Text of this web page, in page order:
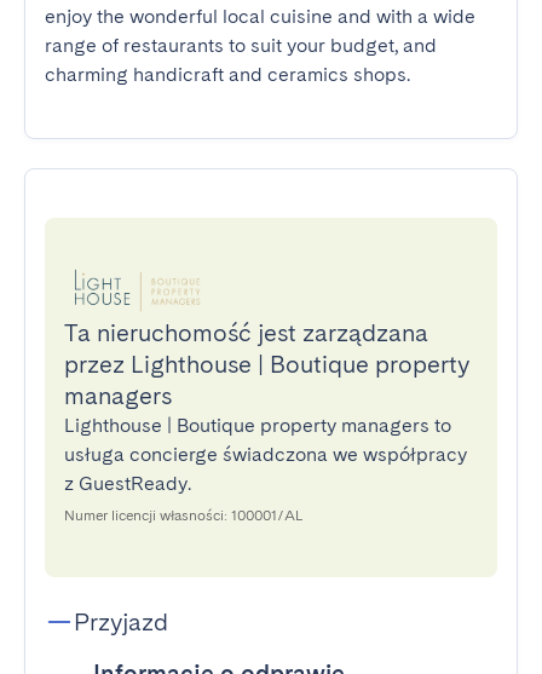
enjoy the wonderful local cuisine and with a wide
range of restaurants to suit your budget, and
charming handicraft and ceramics shops.
Ta nieruchomość jest zarządzana
przez Lighthouse | Boutique property
managers
Lighthouse | Boutique property managers to
usługa concierge świadczona we współpracy
z GuestReady.
Numer licencji własności: 100001/AL
Przyjazd